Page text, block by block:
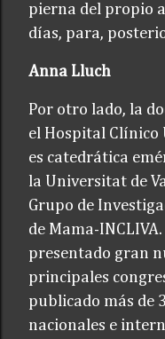
pierna del propio
días, para,
Anna Lluch
Por otro lado, la
el Hospital Clínico
es catedrática
la Universitat de
Grupo de
de Mama-
presentado gran
principales
publicado más de
nacionales e